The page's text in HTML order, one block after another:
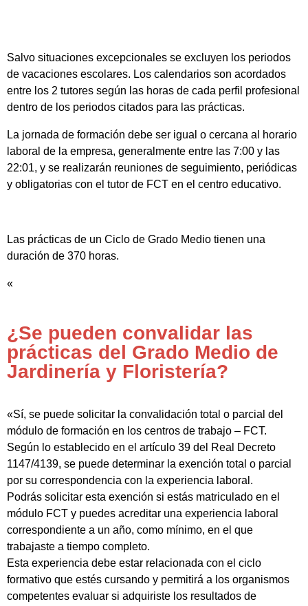
Salvo situaciones excepcionales se excluyen los periodos
de vacaciones escolares. Los calendarios son acordados
entre los 2 tutores según las horas de cada perfil profesional
dentro de los periodos citados para las prácticas.
La jornada de formación debe ser igual o cercana al horario
laboral de la empresa, generalmente entre las 7:00 y las
22:01, y se realizarán reuniones de seguimiento, periódicas
y obligatorias con el tutor de FCT en el centro educativo.
Las prácticas de un Ciclo de Grado Medio tienen una
duración de 370 horas.
«
¿Se pueden convalidar las
prácticas del Grado Medio de
Jardinería y Floristería?
«Sí, se puede solicitar la convalidación total o parcial del
módulo de formación en los centros de trabajo – FCT.
Según lo establecido en el artículo 39 del Real Decreto
1147/4139, se puede determinar la exención total o parcial
por su correspondencia con la experiencia laboral.
Podrás solicitar esta exención si estás matriculado en el
módulo FCT y puedes acreditar una experiencia laboral
correspondiente a un año, como mínimo, en el que
trabajaste a tiempo completo.
Esta experiencia debe estar relacionada con el ciclo
formativo que estés cursando y permitirá a los organismos
competentes evaluar si adquiriste los resultados de